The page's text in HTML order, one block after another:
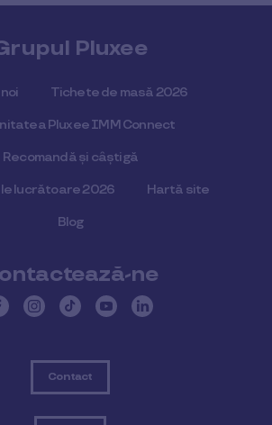
Pluxee
Tichete de masă 2026
Pluxee IMM Connect
Recomandă și câștigă
lucrătoare 2026 Hartă site
Blog
ne
Contact